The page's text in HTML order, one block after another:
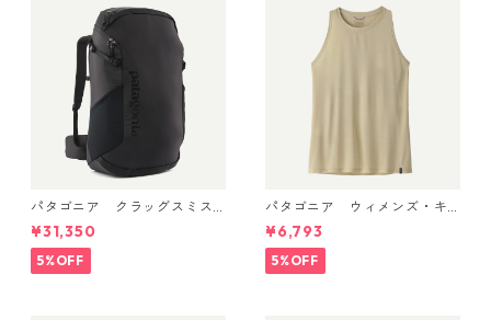
パタゴニア クラッグスミス
パック 45L ブラック 48066 P
atagonia Cragsmith Pack 日
本正規品
¥31,350
5%OFF
パタゴニア ウィメンズ・キ
ャプリーン・クール・ウルト
ラ・タンク Pumice - Dyno W
hite X-Dye 44740 日本正規
品
¥6,793
5%OFF